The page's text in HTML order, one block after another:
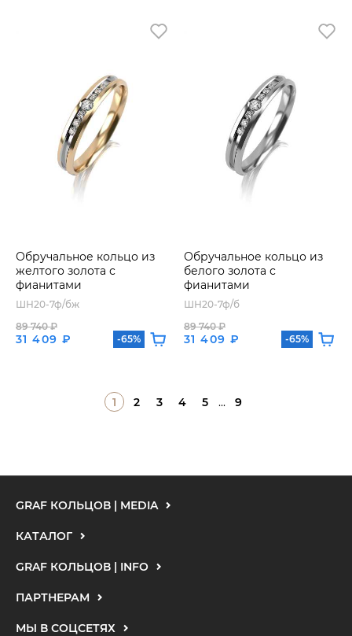
Обручальное кольцо из
желтого золота с
фианитами
ШН20-7ф/бж
31 409 ₽
89 740 ₽
-65%
Обручальное кольцо из
белого золота с
фианитами
ШН20-7ф/б
31 409 ₽
89 740 ₽
-65%
1 2 3 4 5 ... 9
GRAF КОЛЬЦОВ | MEDIA
КАТАЛОГ
GRAF КОЛЬЦОВ | INFO
ПАРТНЕРАМ
МЫ В СОЦСЕТЯХ